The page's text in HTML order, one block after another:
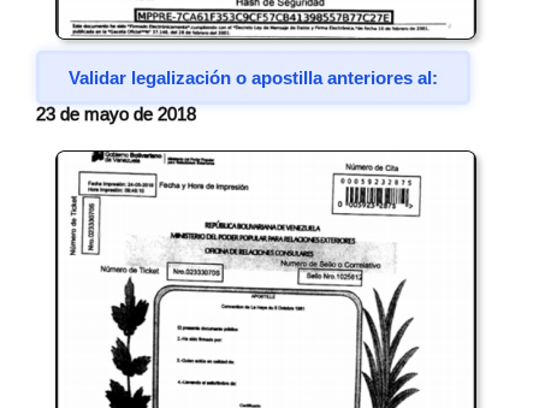
Validar legalización o apostilla anteriores al:
23 de mayo de 2018